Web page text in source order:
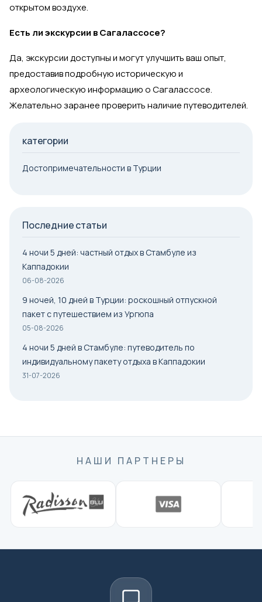
открытом воздухе.
Есть ли экскурсии в Сагалассосе?
Да, экскурсии доступны и могут улучшить ваш опыт,
предоставив подробную историческую и
археологическую информацию о Сагалассосе.
Желательно заранее проверить наличие путеводителей.
категории
Достопримечательности в Турции
Последние статьи
4 ночи 5 дней: частный отдых в Стамбуле из
Каппадокии
06-08-2026
9 ночей, 10 дней в Турции: роскошный отпускной
пакет с путешествием из Ургюпа
05-08-2026
4 ночи 5 дней в Стамбуле: путеводитель по
индивидуальному пакету отдыха в Каппадокии
31-07-2026
НАШИ ПАРТНЕРЫ